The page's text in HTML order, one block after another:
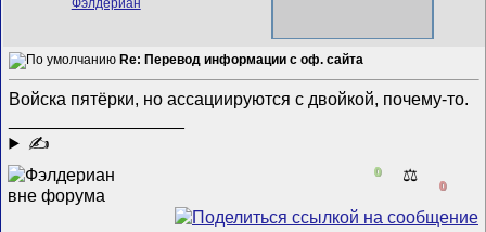
Re: Перевод информации с оф. сайта
Войска пятёрки, но ассациируются с двойкой, почему-то.
✍
0 ⚖️
0